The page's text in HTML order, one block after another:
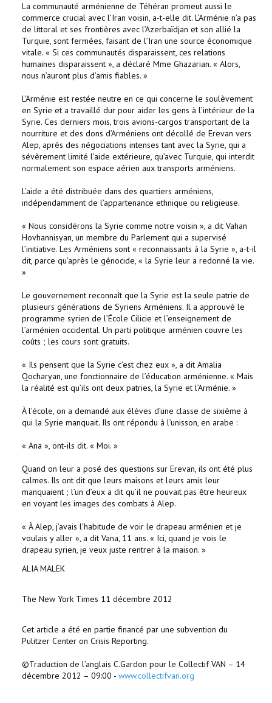
La communauté arménienne de Téhéran promeut aussi le
commerce crucial avec l’Iran voisin, a-t-elle dit. L’Arménie n’a pas
de littoral et ses frontières avec l’Azerbaïdjan et son allié la
Turquie, sont fermées, faisant de l’Iran une source économique
vitale. « Si ces communautés disparaissent, ces relations
humaines disparaissent », a déclaré Mme Ghazarian. « Alors,
nous n’auront plus d’amis fiables. »
L’Arménie est restée neutre en ce qui concerne le soulèvement
en Syrie et a travaillé dur pour aider les gens à l’intérieur de la
Syrie. Ces derniers mois, trois avions-cargos transportant de la
nourriture et des dons d’Arméniens ont décollé de Erevan vers
Alep, après des négociations intenses tant avec la Syrie, qui a
sévèrement limité l’aide extérieure, qu’avec Turquie, qui interdit
normalement son espace aérien aux transports arméniens.
L’aide a été distribuée dans des quartiers arméniens,
indépendamment de l’appartenance ethnique ou religieuse.
« Nous considérons la Syrie comme notre voisin », a dit Vahan
Hovhannisyan, un membre du Parlement qui a supervisé
l’initiative. Les Arméniens sont « reconnaissants à la Syrie », a-t-il
dit, parce qu’après le génocide, « la Syrie leur a redonné la vie.
»
Le gouvernement reconnaît que la Syrie est la seule patrie de
plusieurs générations de Syriens Arméniens. Il a approuvé le
programme syrien de l’École Cilicie et l’enseignement de
l’arménien occidental. Un parti politique arménien couvre les
coûts ; les cours sont gratuits.
« Ils pensent que la Syrie c’est chez eux », a dit Amalia
Qocharyan, une fonctionnaire de l’éducation arménienne. « Mais
la réalité est qu’ils ont deux patries, la Syrie et l’Arménie. »
À l’école, on a demandé aux élèves d’une classe de sixième à
qui la Syrie manquait. Ils ont répondu à l’unisson, en arabe :
« Ana », ont-ils dit. « Moi. »
Quand on leur a posé des questions sur Erevan, ils ont été plus
calmes. Ils ont dit que leurs maisons et leurs amis leur
manquaient ; l’un d’eux a dit qu’il ne pouvait pas être heureux
en voyant les images des combats à Alep.
« À Alep, j’avais l’habitude de voir le drapeau arménien et je
voulais y aller », a dit Vana, 11 ans. « Ici, quand je vois le
drapeau syrien, je veux juste rentrer à la maison. »
ALIA MALEK
The New York Times 11 décembre 2012
Cet article a été en partie financé par une subvention du
Pulitzer Center on Crisis Reporting.
©Traduction de l’anglais C.Gardon pour le Collectif VAN – 14
décembre 2012 – 09:00 - www.collectifvan.org